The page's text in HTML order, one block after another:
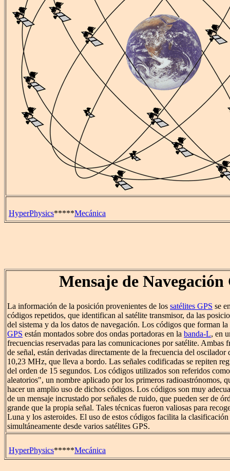
HyperPhysics*****Mecánica
Mensaje de Navegación
La información de la posición provenientes de los satélites GPS se
códigos repetidos, que identifican al satélite transmisor, da las
del sistema y da los datos de navegación. Los códigos que forman la
GPS están montados sobre dos ondas portadoras en la banda-L, en
frecuencias reservadas para las comunicaciones por satélite. Ambas
de señal, están derivadas directamente de la frecuencia del oscilador
10,23 MHz, que lleva a bordo. Las señales codificadas se repiten
del orden de 15 segundos. Los códigos utilizados son referidos
aleatorios", un nombre aplicado por los primeros radioastrónomos,
hacer un amplio uso de dichos códigos. Los códigos son muy
de un mensaje incrustado por señales de ruido, que pueden ser de
grande que la propia señal. Tales técnicas fueron valiosas para
Luna y los asteroides. El uso de estos códigos facilita la clasificación
simultáneamente desde varios satélites GPS.
HyperPhysics*****Mecánica